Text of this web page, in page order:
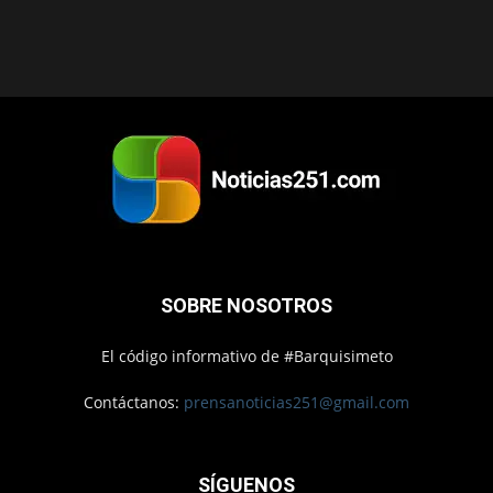
SOBRE NOSOTROS
El código informativo de #Barquisimeto
Contáctanos: prensanoticias251@gmail.com
SÍGUENOS